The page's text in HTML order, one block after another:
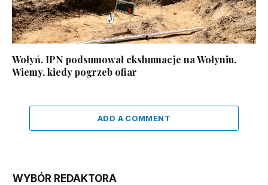
Wołyń. IPN podsumował ekshumacje na Wołyniu.
Wiemy, kiedy pogrzeb ofiar
ADD A COMMENT
WYBÓR REDAKTORA